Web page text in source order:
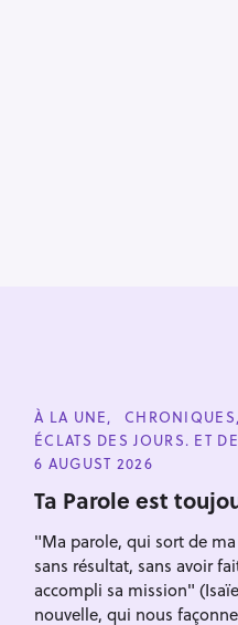
C
A
T
E
O
R
E
S
À LA UNE
CHRONIQUES
ÉCLATS DES JOURS. ET
6 AUGUST 2026
Ta Parole est
"Ma parole, qui sort de
sans résultat, sans avoir
accompli sa mission"
nouvelle, qui nous
a
r
h
f
o
r